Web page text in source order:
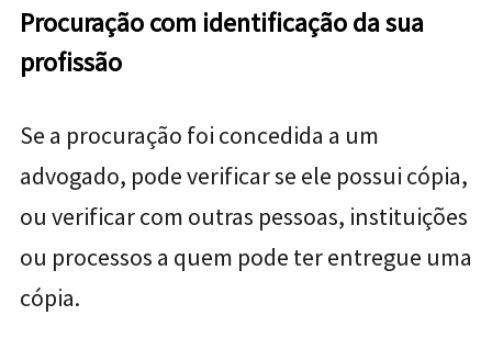
Procuração com identificação da sua
profissão
Se a procuração foi concedida a um
advogado, pode verificar se ele possui cópia,
ou verificar com outras pessoas, instituições
ou processos a quem pode ter entregue uma
cópia.